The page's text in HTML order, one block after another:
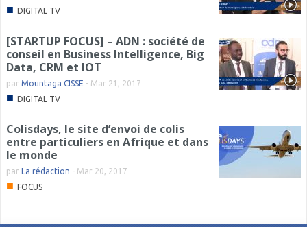
■ DIGITAL TV
[STARTUP FOCUS] – ADN : société de
conseil en Business Intelligence, Big
Data, CRM et IOT
par Mountaga CISSE - Mar 21, 2017
■ DIGITAL TV
Colisdays, le site d’envoi de colis
entre particuliers en Afrique et dans
le monde
par La rédaction - Mar 20, 2017
■ FOCUS